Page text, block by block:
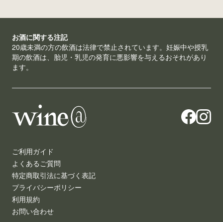
お酒に関する注記
20歳未満の方の飲酒は法律で禁止されています。妊娠中や授乳
期の飲酒は、胎児・乳児の発育に悪影響を与えるおそれがあり
ます。
ご利用ガイド
よくあるご質問
特定商取引法に基づく表記
プライバシーポリシー
利用規約
お問い合わせ